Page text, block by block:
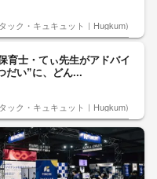
ック・キュキュット｜Hugkum)
育士・てぃ先生がアドバイ
だい”に、どん...
ック・キュキュット｜Hugkum)